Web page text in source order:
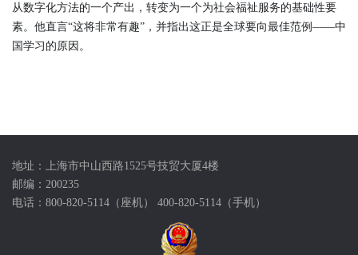
从数字化方法的一个产出，转变为一个为社会福祉服务的基础性要
素。他直言“这将非常有趣”，并指出这正是全球要向最佳范例——中
国学习的原因。
地址：上海市中山西路1525号技贸大厦4楼
邮编：200235
电话：800-820-5114（座机） 400-820-5114（手机）